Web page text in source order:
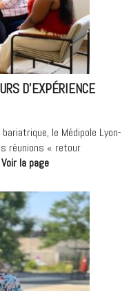
D’EXPÉRIENCE
le Médipole Lyon-
réunions « retour
Voir la page« Chirurgie
–
Retours
d’expérience
patients »